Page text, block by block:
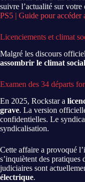
suivre l’actualité sur
PS5 | Guide pour accéder
Licenciements et climat
Malgré les discours
assombrir le climat social
Examen des 34 départs
En 2025, Rockstar a
grave. La version
confidentielles. Le
syndicalisation.
Cette affaire a provoqué
s’inquiètent des
judiciaires sont
électrique.